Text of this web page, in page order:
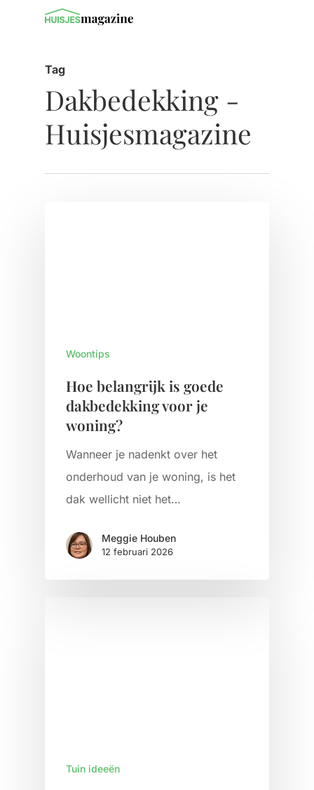
Tag
Dakbedekking -
Huisjesmagazine
Woontips
Hoe belangrijk is goede
dakbedekking voor je
woning?
Wanneer je nadenkt over het
onderhoud van je woning, is het
dak wellicht niet het…
Meggie Houben
12 februari 2026
Tuin ideeën